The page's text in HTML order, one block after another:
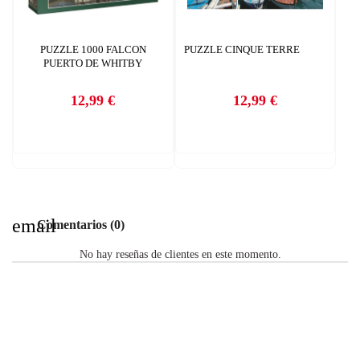
PUZZLE 1000 FALCON
PUERTO DE WHITBY
Precio
12,99 €
PUZZLE CINQUE TERRE
Precio
12,99 €
emailComentarios (0)
No hay reseñas de clientes en este momento.